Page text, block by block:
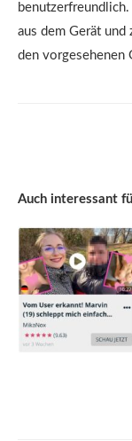
aus dem Gerät und
den vorgesehenen
Auch interessant